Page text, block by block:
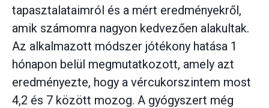
tapasztalataimról és a mért eredményekről,
amik számomra nagyon kedvezően alakultak.
Az alkalmazott módszer jótékony hatása 1
hónapon belül megmutatkozott, amely azt
eredményezte, hogy a vércukorszintem most
4,2 és 7 között mozog. A gyógyszert még